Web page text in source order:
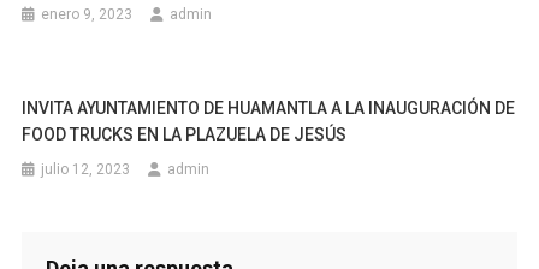
enero 9, 2023 admin
INVITA AYUNTAMIENTO DE HUAMANTLA A LA INAUGURACIÓN DE
FOOD TRUCKS EN LA PLAZUELA DE JESÚS
julio 12, 2023 admin